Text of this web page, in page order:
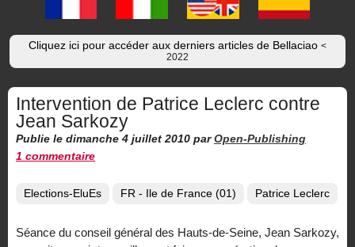
Cliquez ici pour accéder aux derniers articles de Bellaciao <
2022
Intervention de Patrice Leclerc contre
Jean Sarkozy
Publie le dimanche 4 juillet 2010 par Open-Publishing
1 commentaire
Elections-EluEs FR - Ile de France (01) Patrice Leclerc
Séance du conseil général des Hauts-de-Seine, Jean Sarkozy,